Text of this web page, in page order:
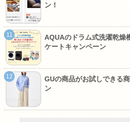
ン！
AQUAのドラム式洗濯乾燥
ケートキャンペーン
GUの商品がお試しできる
ン